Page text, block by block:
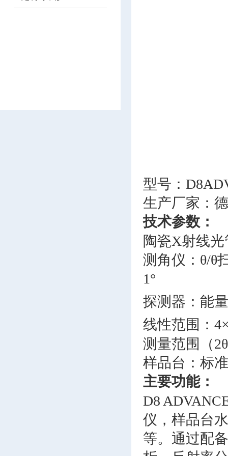
型号：
生产厂家：
技术参数：
陶瓷X射线
测角仪：θ/θ
1°
探测器：能
线性范围：
测量范围（
样品台：标
主要功能：
D8
仪，样品台
等。通过配